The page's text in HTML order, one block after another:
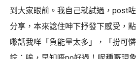
到大家眼前。我自己就試過，post
分享，本來諗住呻下抒發下感受，
嚟話我咩「負能量太多」，「扮可